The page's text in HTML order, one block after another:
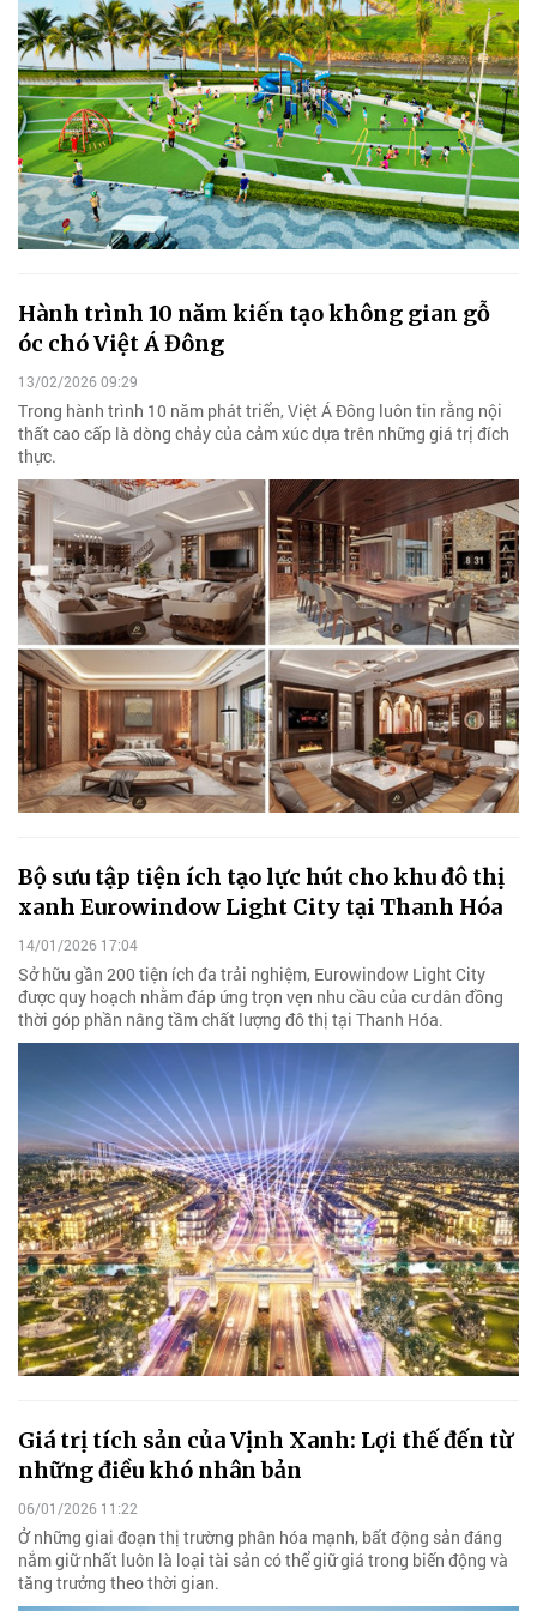
Hành trình 10 năm kiến tạo không gian gỗ
óc chó Việt Á Đông
13/02/2026 09:29
Trong hành trình 10 năm phát triển, Việt Á Đông luôn tin rằng nội
thất cao cấp là dòng chảy của cảm xúc dựa trên những giá trị đích
thực.
Bộ sưu tập tiện ích tạo lực hút cho khu đô thị
xanh Eurowindow Light City tại Thanh Hóa
14/01/2026 17:04
Sở hữu gần 200 tiện ích đa trải nghiệm, Eurowindow Light City
được quy hoạch nhằm đáp ứng trọn vẹn nhu cầu của cư dân đồng
thời góp phần nâng tầm chất lượng đô thị tại Thanh Hóa.
Giá trị tích sản của Vịnh Xanh: Lợi thế đến từ
những điều khó nhân bản
06/01/2026 11:22
Ở những giai đoạn thị trường phân hóa mạnh, bất động sản đáng
nắm giữ nhất luôn là loại tài sản có thể giữ giá trong biến động và
tăng trưởng theo thời gian.